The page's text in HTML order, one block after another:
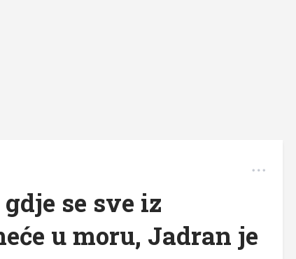
se sve iz
u moru, Jadran je